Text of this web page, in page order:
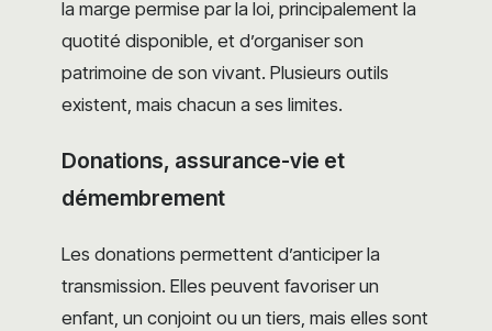
la marge permise par la loi, principalement la
quotité disponible, et d’organiser son
patrimoine de son vivant. Plusieurs outils
existent, mais chacun a ses limites.
Donations, assurance-vie et
démembrement
Les donations permettent d’anticiper la
transmission. Elles peuvent favoriser un
enfant, un conjoint ou un tiers, mais elles sont